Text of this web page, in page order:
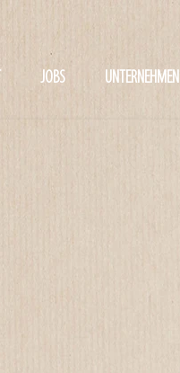
JOBS UNTERNEHMEN